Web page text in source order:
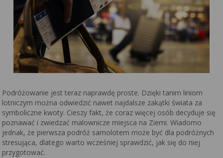
Podróżowanie jest teraz naprawdę proste. Dzięki tanim liniom
lotniczym można odwiedzić nawet najdalsze zakątki świata za
symboliczne kwoty. Cieszy fakt, że coraz więcej osób decyduje się
poznawać i zwiedzać malownicze miejsca na Ziemi. Wiadomo
jednak, że pierwsza podróż samolotem może być dla podróżnych
stresująca, dlatego warto wcześniej sprawdzić, jak się do niej
przygotować.